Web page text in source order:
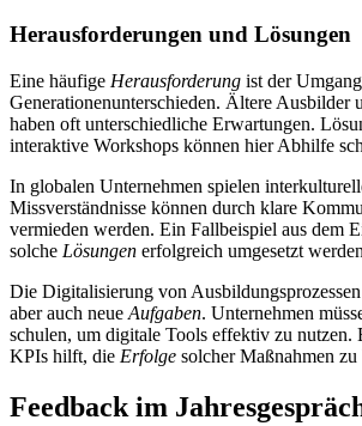
Herausforderungen und Lösungen
Eine häufige Herausforderung ist der
Generationenunterschieden. Ältere Ausbilder
haben oft unterschiedliche Erwartungen.
interaktive Workshops können hier Abhilfe
In globalen Unternehmen spielen
Missverständnisse können durch klare
vermieden werden. Ein Fallbeispiel aus dem
solche Lösungen erfolgreich umgesetzt
Die Digitalisierung von
aber auch neue Aufgaben. Unternehmen
schulen, um digitale Tools effektiv zu nutzen.
KPIs hilft, die Erfolge solcher Maßnahmen zu
Feedback im